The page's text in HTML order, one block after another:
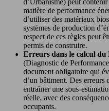
matière de performance
d’utiliser des matériaux
systèmes de production
respect de ces règles peut
permis de construire.
Erreurs dans le calcul du
(Diagnostic de
document obligatoire qui
d’un bâtiment. Des erreurs
entraîner une sous-
réelle, avec des
occupants.